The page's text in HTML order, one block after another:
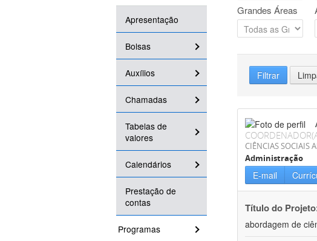
Apresentação
Bolsas
Auxílios
Chamadas
Tabelas de
valores
Calendários
Prestação de
contas
Programas
Grandes Áreas
Filtrar
CIÊNCIAS SOCIAIS
Administração
E-mail
Título do
abordagem de